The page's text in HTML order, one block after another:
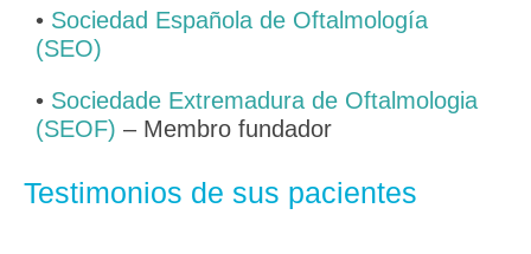
• Sociedad Española de Oftalmología
(SEO)
• Sociedade Extremadura de Oftalmologia
(SEOF) – Membro fundador
Testimonios de sus pacientes